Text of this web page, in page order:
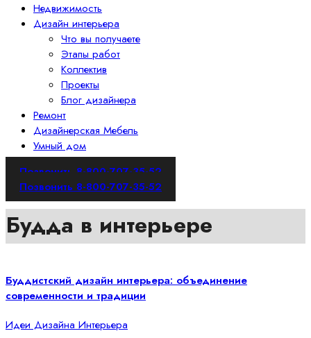
Недвижимость
Дизайн интерьера
Что вы получаете
Этапы работ
Коллектив
Проекты
Блог дизайнера
Ремонт
Дизайнерская Мебель
Умный дом
Позвонить 8-800-707-35-52
Позвонить 8-800-707-35-52
Будда в интерьере
Буддистский дизайн интерьера: объединение
современности и традиции
Идеи Дизайна Интерьера